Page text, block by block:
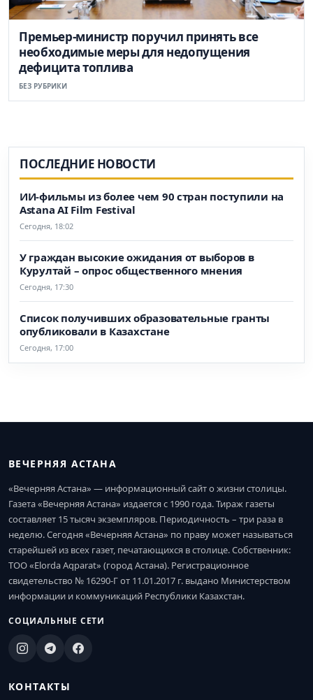
Премьер-министр поручил принять все
необходимые меры для недопущения
дефицита топлива
БЕЗ РУБРИКИ
ПОСЛЕДНИЕ НОВОСТИ
ИИ-фильмы из более чем 90 стран поступили на
Astana AI Film Festival
Сегодня, 18:02
У граждан высокие ожидания от выборов в
Курултай – опрос общественного мнения
Сегодня, 17:30
Список получивших образовательные гранты
опубликовали в Казахстане
Сегодня, 17:00
ВЕЧЕРНЯЯ АСТАНА
«Вечерняя Астана» — информационный сайт о жизни столицы.
Газета «Вечерняя Астана» издается с 1990 года. Тираж газеты
составляет 15 тысяч экземпляров. Периодичность – три раза в
неделю. Сегодня «Вечерняя Астана» по праву может называться
старейшей из всех газет, печатающихся в столице. Собственник:
ТОО «Elorda Aqparat» (город Астана). Регистрационное
свидетельство № 16290-Г от 11.01.2017 г. выдано Министерством
информации и коммуникаций Республики Казахстан.
СОЦИАЛЬНЫЕ СЕТИ
КОНТАКТЫ